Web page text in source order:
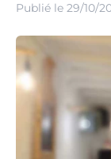
Publié le 29/10/